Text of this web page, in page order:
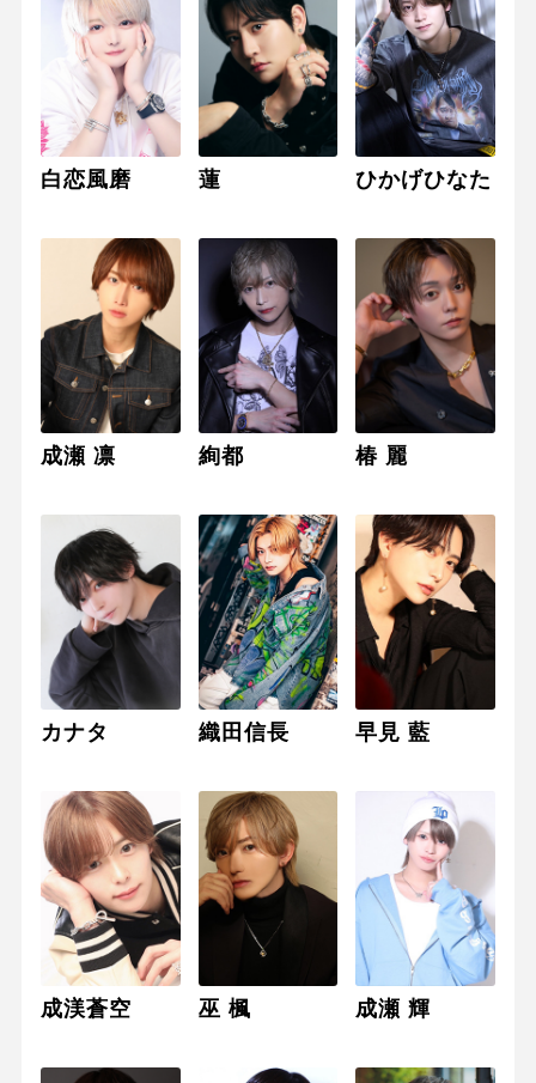
白恋風磨 蓮 ひかげひなた
成瀬 凛 絢都 椿 麗
カナタ 織田信長 早見 藍
成渼蒼空 巫 楓 成瀬 輝